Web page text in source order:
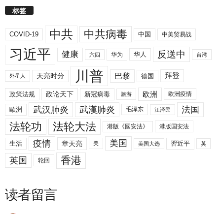
标签
COVID-19 中共 中共病毒 中国 中美贸易战
习近平 健康 六四 华为 华人 反送中 台湾
外星人 天亮时分 川普 巴黎 德国 拜登
政策法规 政论天下 新冠病毒 旅游 欧洲 欧洲疫情
歐洲 武汉肺炎 武漢肺炎 毛泽东 江泽民 法国
法轮功 法轮大法 港版《國安法》 港版国安法
生活 疫情 章天亮 美 美国 美国大选 習近平 英
英国 轮回 香港
读者留言